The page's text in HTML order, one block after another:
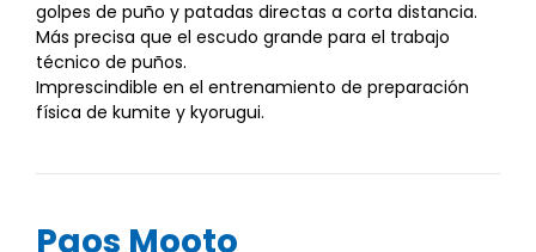
golpes de puño y patadas directas a corta distancia.
Más precisa que el escudo grande para el trabajo
técnico de puños.
Imprescindible en el entrenamiento de preparación
física de kumite y kyorugui.
Paos Mooto